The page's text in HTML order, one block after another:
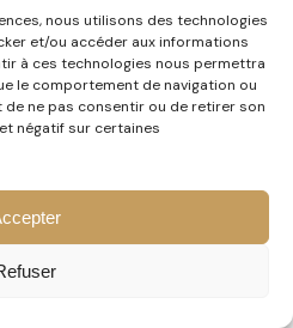
nous utilisons des technologies
et/ou accéder aux informations
à ces technologies nous permettra
le comportement de navigation ou
de ne pas consentir ou de retirer son
négatif sur certaines
un agréable moment avec pleins
pour le morpho-style afin de
colorimétrie ! "